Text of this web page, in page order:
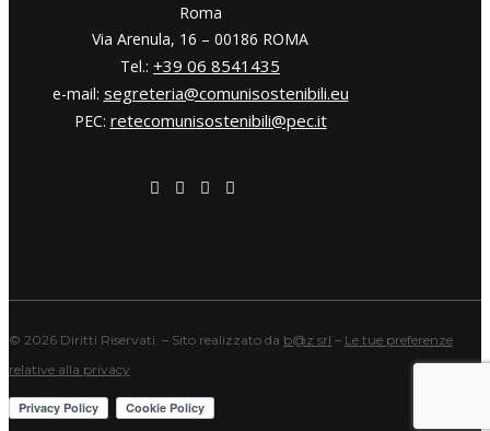
​​Roma
Via Arenula, 16 – 00186 ROMA
Tel.: +39 06 8541435
e-mail: segreteria@comunisostenibili.eu
PEC: retecomunisostenibili@pec.it
© 2026 Diritti Riservati. – Sito realizzato da b@z srl – Le tue preferenze
relative alla privacy